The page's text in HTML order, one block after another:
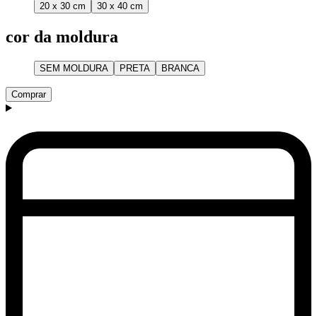
20 x 30 cm 30 x 40 cm
cor da moldura
SEM MOLDURA PRETA BRANCA
Comprar